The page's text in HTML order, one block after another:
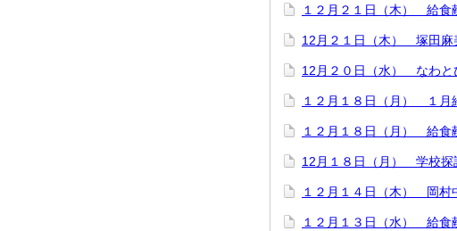
１２月２１日（木） 給食
12月２１日（木） 塚田麻
12月２０日（水） なわと
１２月１８日（月） １月
１２月１８日（月） 給食
12月１８日（月） 学校探
１２月１４日（木） 岡村
１２月１３日（水） 給食